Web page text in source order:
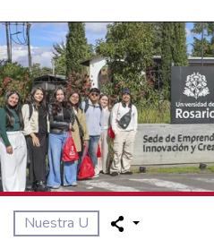
Nuestra U